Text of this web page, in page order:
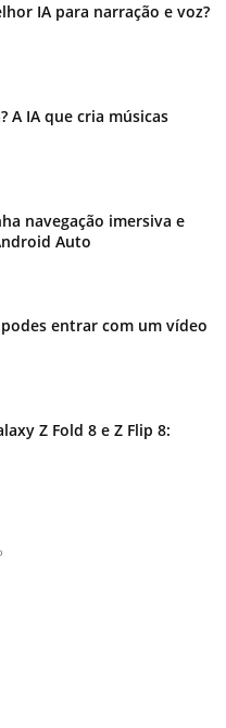
IA para narração e voz?
A IA que cria músicas
navegação imersiva e
Auto
entrar com um vídeo
Z Fold 8 e Z Flip 8: